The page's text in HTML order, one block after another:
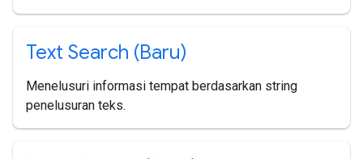
Text Search (Baru)
Menelusuri informasi tempat berdasarkan string
penelusuran teks.